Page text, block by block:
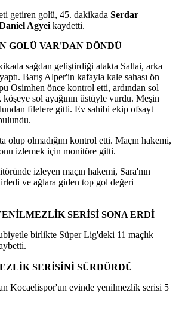
getiren golü, 45. dakikada Serdar
Agyei kaydetti.
GOLÜ VAR'DAN DÖNDÜ
sağdan geliştirdiği atakta Sallai, arka
Barış Alper'in kafayla kale sahası ön
Osimhen önce kontrol etti, ardından sol
köşeye sol ayağının üstüyle vurdu. Meşin
filelere gitti. Ev sahibi ekip ofsayt
olup olmadığını kontrol etti. Maçın hakemi,
izlemek için monitöre gitti.
izleyen maçın hakemi, Sara'nın
ve ağlara giden top gol değeri
SERİSİ SONA ERDİ
birlikte Süper Lig'deki 11 maçlık
SERİSİNİ SÜRDÜRDÜ
Kocaelispor'un evinde yenilmezlik serisi 5